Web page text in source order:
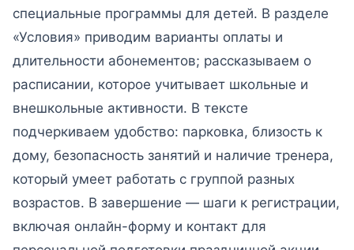
специальные программы для детей. В разделе
«Условия» приводим варианты оплаты и
длительности абонементов; рассказываем о
расписании, которое учитывает школьные и
внешкольные активности. В тексте
подчеркиваем удобство: парковка, близость к
дому, безопасность занятий и наличие тренера,
который умеет работать с группой разных
возрастов. В завершение — шаги к регистрации,
включая онлайн-форму и контакт для